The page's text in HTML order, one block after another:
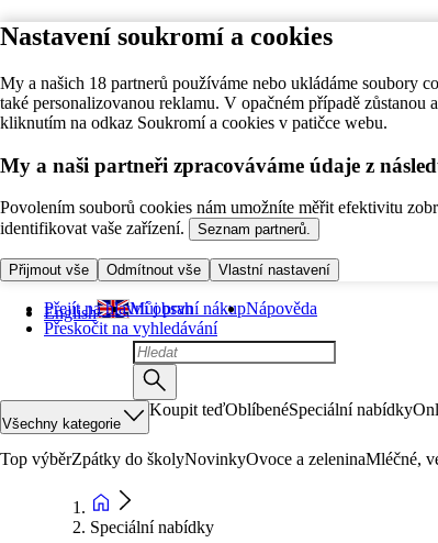
Nastavení soukromí a cookies
My a našich 18 partnerů používáme nebo ukládáme soubory
také personalizovanou reklamu. V opačném případě
kliknutím na odkaz Soukromí a cookies v patičce webu.
My a naši partneři zpracováváme údaje z
Povolením souborů cookies nám umožníte měřit efektivitu
identifikovat vaše zařízení.
Seznam partnerů.
Přijmout vše Odmítnout vše Vlastní nastavení
Přejít na hlavní obsah
Přeskočit na vyhledávání
English Můj první nákupNápověda
Všechny kategorie
Koupit teďOblíbenéSpeciální nabídky
Top výběrZpátky do školyNovinkyOvoce a zeleninaMléčné,
Speciální nabídky